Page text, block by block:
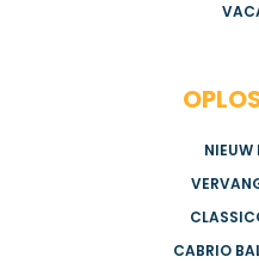
NIEUW
CABRIO